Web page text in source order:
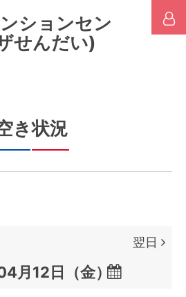
ションセン
せんだい)
き状況

翌日